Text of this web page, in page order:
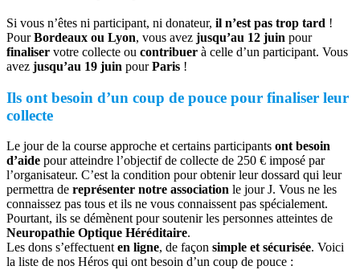
Si vous n’êtes ni participant, ni donateur, il n’est pas trop tard !
PourBordeaux ou Lyon, vous avez jusqu’au 12 juin pour
finaliser votre collecte ou contribuer à celle d’un participant. Vous
avez jusqu’au 19 juin pourParis !
Ils ont besoin d’un coup de pouce pour finaliser leur
collecte
Le jour de la course approche et certains participants ont besoin
d’aide pour atteindre l’objectif de collecte de 250 € imposé par
l’organisateur. C’est la condition pour obtenir leur dossard qui leur
permettra de représenter notre association le jour J. Vous ne les
connaissez pas tous et ils ne vous connaissent pas spécialement.
Pourtant, ils se démènent pour soutenir les personnes atteintes de
Neuropathie Optique Héréditaire.
Les dons s’effectuent en ligne, de façon simple et sécurisée. Voici
la liste de nos Héros qui ont besoin d’un coup de pouce :